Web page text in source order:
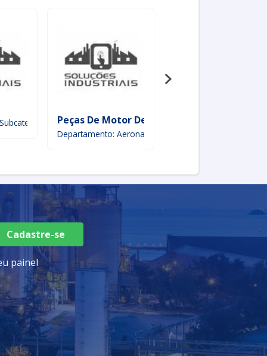
Peças De Motor De Avião
Departamento: Aeronaves & Aeroespacial
Cadastre-se
painel